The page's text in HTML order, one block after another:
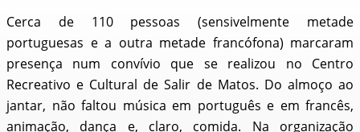
Cerca de 110 pessoas (sensivelmente metade
portuguesas e a outra metade francófona) marcaram
presença num convívio que se realizou no Centro
Recreativo e Cultural de Salir de Matos. Do almoço ao
jantar, não faltou música em português e em francês,
animação, dança e, claro, comida. Na organização